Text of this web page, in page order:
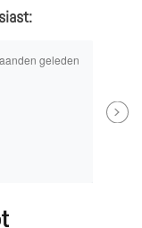
geleden
Next